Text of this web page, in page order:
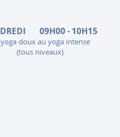
09H00 - 10H15
doux au yoga intense
(tous niveaux)